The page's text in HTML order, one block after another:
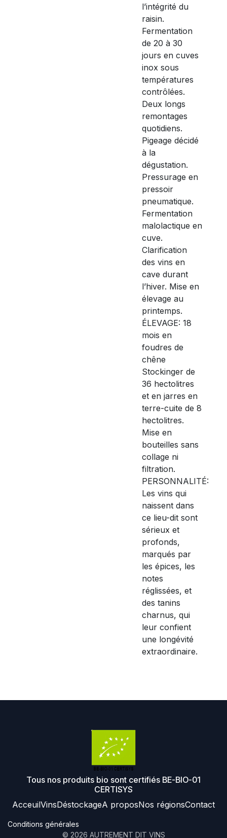
l’intégrité du
raisin.
Fermentation
de 20 à 30
jours en cuves
inox sous
températures
contrôlées.
Deux longs
remontages
quotidiens.
Pigeage décidé
à la
dégustation.
Pressurage en
pressoir
pneumatique.
Fermentation
malolactique en
cuve.
Clarification
des vins en
cave durant
l’hiver. Mise en
élevage au
printemps.
ÉLEVAGE: 18
mois en
foudres de
chêne
Stockinger de
36 hectolitres
et en jarres en
terre-cuite de 8
hectolitres.
Mise en
bouteilles sans
collage ni
filtration.
PERSONNALITÉ:
Les vins qui
naissent dans
ce lieu-dit sont
sérieux et
profonds,
marqués par
les épices, les
notes
réglissées, et
des tanins
charnus, qui
leur confient
une longévité
extraordinaire.
Tous nos produits bio sont certifiés BE-BIO-01
CERTISYS
AcceuilVinsDéstockageA proposNos régionsContact
Conditions générales
© 2026 AUTREMENT DIT VINS